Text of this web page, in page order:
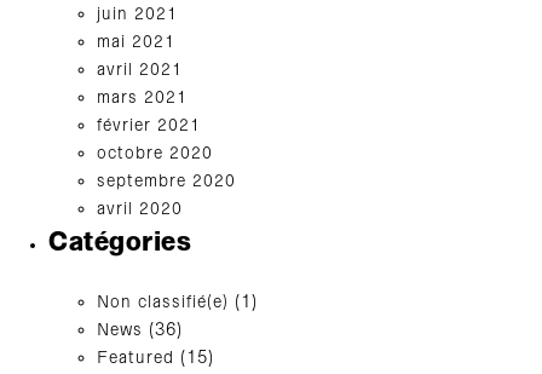
juin 2021
mai 2021
avril 2021
mars 2021
février 2021
octobre 2020
septembre 2020
avril 2020
Catégories
Non classifié(e) (1)
News (36)
Featured (15)